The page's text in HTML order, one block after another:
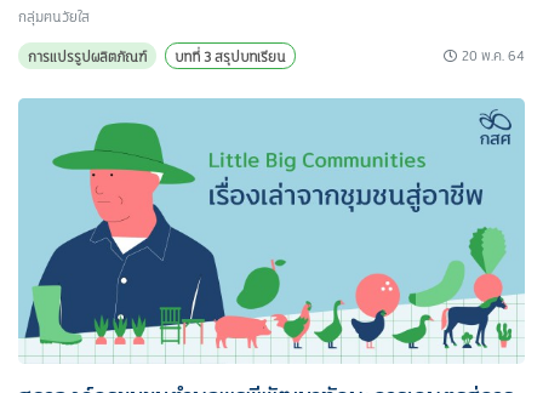
กลุ่มฅนวัยใส
การแปรรูปผลิตภัณฑ์
บทที่ 3 สรุปบทเรียน 20 พ.ค. 64